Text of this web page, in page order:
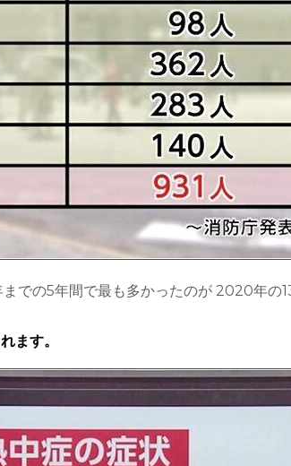
での5年間で最も多かったのが 2020年の
ます。